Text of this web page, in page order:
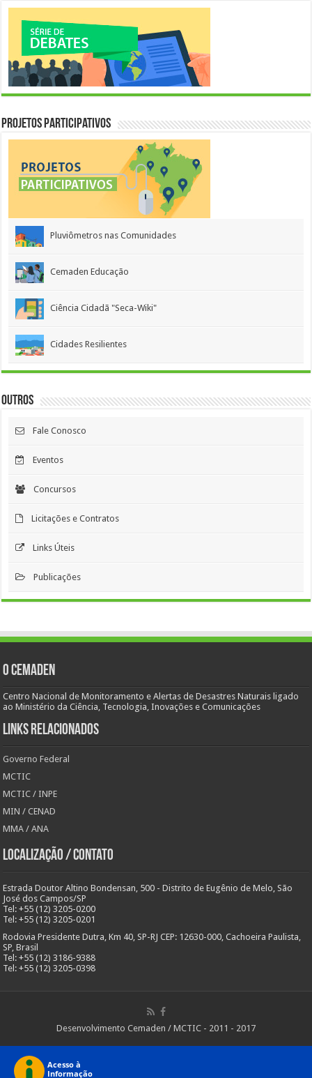
Projetos Participativos
Pluviômetros nas Comunidades
Cemaden Educação
Ciência Cidadã "Seca-Wiki"
Cidades Resilientes
Outros
Fale Conosco
Eventos
Concursos
Licitações e Contratos
Links Úteis
Publicações
O Cemaden
Centro Nacional de Monitoramento e Alertas de Desastres Naturais ligado
ao Ministério da Ciência, Tecnologia, Inovações e Comunicações
Links Relacionados
Governo Federal
MCTIC
MCTIC / INPE
MIN / CENAD
MMA / ANA
Localização / Contato
Estrada Doutor Altino Bondensan, 500 - Distrito de Eugênio de Melo, São
José dos Campos/SP
Tel: +55 (12) 3205-0200
Tel: +55 (12) 3205-0201
Rodovia Presidente Dutra, Km 40, SP-RJ CEP: 12630-000, Cachoeira Paulista,
SP, Brasil
Tel: +55 (12) 3186-9388
Tel: +55 (12) 3205-0398
Desenvolvimento Cemaden / MCTIC - 2011 - 2017